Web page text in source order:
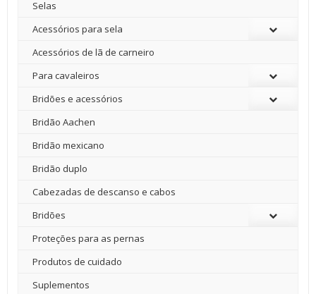
Selas
Acessórios para sela
Acessórios de lã de carneiro
Para cavaleiros
Bridões e acessórios
Bridão Aachen
Bridão mexicano
Bridão duplo
Cabezadas de descanso e cabos
Bridões
Proteções para as pernas
Produtos de cuidado
Suplementos